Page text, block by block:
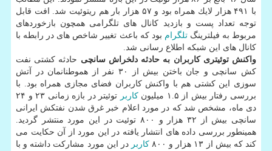
با ۴۹۱ هزار لایك همراه بود و ۵۷ هزار بار هم ریتوئیت شد. افت قابل
توجه تعداد پست و بازدید كانال های تلگرامی همچون بازخوردهای
مربوط به فیلترینگتلگرام بود كه باعث تغییر شاخص های در رابطه با
كانال های این شبكه اطلاع رسانی شد.
واكنش توئیتری كاربران به حادثه دلخراش سانچی حادثه كشتی نفت
كش سانچی و جان باختن بیش از ۳۰ نفر از هموطنانمان در آتش
سوزی این كشتی هم با واكنش كاربران فضای مجازی همراه بود. با
بررسی رفتار بیش از ۱.۵ میلیون
كاربر
توئیتر در بازه زمانی ۲۳ و ۲۴
دی ماه، مشخص شد كه در مورد اعلام خبر غرق شدن نفتكش ایرانی
سانچی بیش از ۳۲ هزار و ۸۰۰ توئیت در این مورد منتشر گردید.
همینطور بررسی داده های انتشار یافته در این مورد از آن حكایت می
كند كه بیش از ۱۳ هزار و ۸۰۰
كاربر در این مورد مشاركت داشته و با